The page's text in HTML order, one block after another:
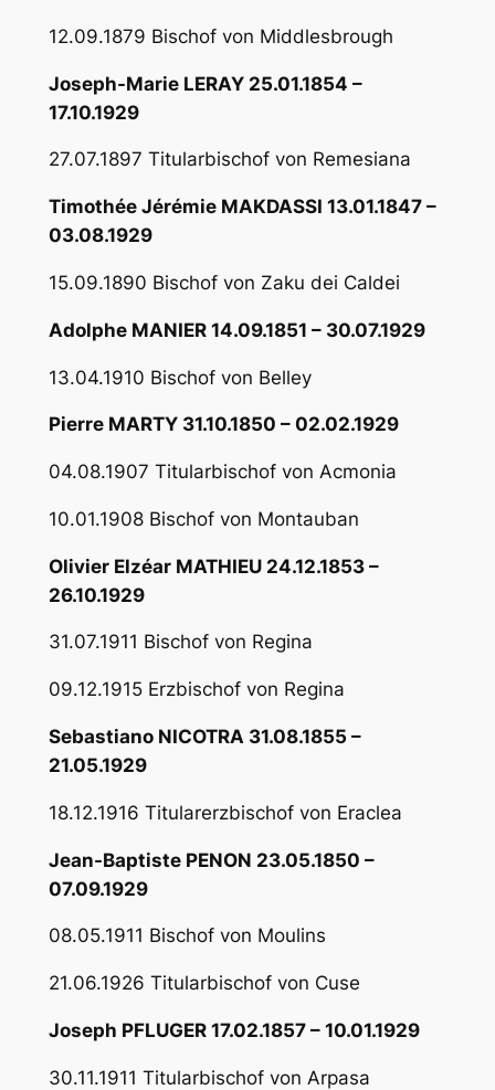
12.09.1879 Bischof von Middlesbrough
Joseph-Marie LERAY 25.01.1854 –
17.10.1929
27.07.1897 Titularbischof von Remesiana
Timothée Jérémie MAKDASSI 13.01.1847 –
03.08.1929
15.09.1890 Bischof von Zaku dei Caldei
Adolphe MANIER 14.09.1851 – 30.07.1929
13.04.1910 Bischof von Belley
Pierre MARTY 31.10.1850 – 02.02.1929
04.08.1907 Titularbischof von Acmonia
10.01.1908 Bischof von Montauban
Olivier Elzéar MATHIEU 24.12.1853 –
26.10.1929
31.07.1911 Bischof von Regina
09.12.1915 Erzbischof von Regina
Sebastiano NICOTRA 31.08.1855 –
21.05.1929
18.12.1916 Titularerzbischof von Eraclea
Jean-Baptiste PENON 23.05.1850 –
07.09.1929
08.05.1911 Bischof von Moulins
21.06.1926 Titularbischof von Cuse
Joseph PFLUGER 17.02.1857 – 10.01.1929
30.11.1911 Titularbischof von Arpasa